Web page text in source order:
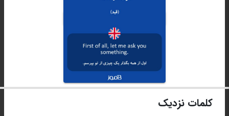
کلمات نزدیک